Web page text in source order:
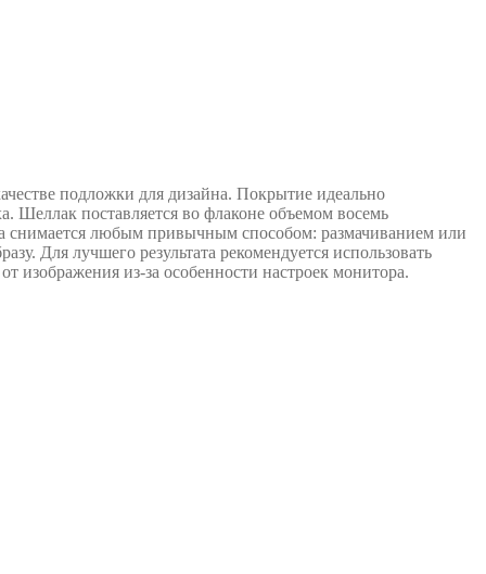
подложки для дизайна. Покрытие идеально
Шеллак поставляется во флаконе объемом восемь
снимается любым привычным способом: размачиванием или
Для лучшего результата рекомендуется использовать
изображения из-за особенности настроек монитора.